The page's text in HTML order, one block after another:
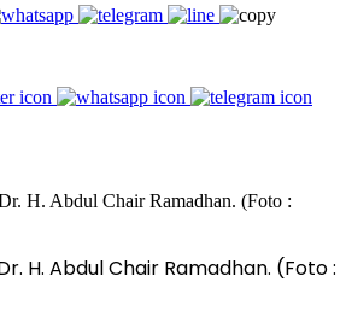
H. Abdul Chair Ramadhan. (Foto :